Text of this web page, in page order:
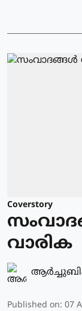
Coverstory
വാരിക
Published on: 07